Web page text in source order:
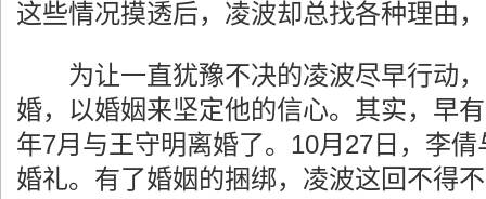
这些情况摸透后，凌波却总找各种理由
为让一直犹豫不决的凌波尽早行动，
婚，以婚姻来坚定他的信心。其实，早
年7月与王守明离婚了。10月27日，李
婚礼。有了婚姻的捆绑，凌波这回不得